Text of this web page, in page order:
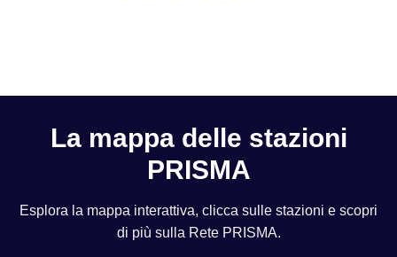
La mappa delle stazioni
PRISMA
Esplora la mappa interattiva, clicca sulle stazioni e scopri
di più sulla Rete PRISMA.